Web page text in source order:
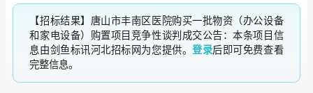
【招标结果】唐山市丰南区医院购买一批物资（办公设备
和家电设备）购置项目竞争性谈判成交公告：本条项目信
息由剑鱼标讯河北招标网为您提供。登录后即可免费查看
完整信息。